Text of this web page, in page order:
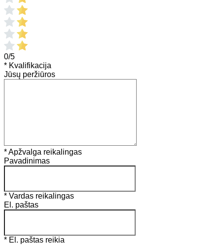
0/5
* Kvalifikacija
Jūsų peržiūros
* Apžvalga reikalingas
Pavadinimas
* Vardas reikalingas
El. paštas
* El. paštas reikia